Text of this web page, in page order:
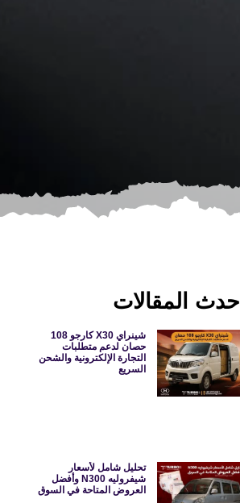
أحدث المقالات
شينراي X30 كارجو 108
حصان لدعم متطلبات
التجارة الإلكترونية والشحن
السريع
تحليل شامل لأسعار
شيفروليه N300 وأفضل
العروض المتاحة في السوق